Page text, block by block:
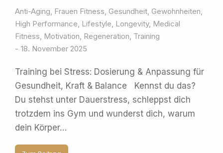
Anti-Aging, Frauen Fitness, Gesundheit, Gewohnheiten,
High Performance, Lifestyle, Longevity, Medical
Fitness, Motivation, Regeneration, Training
18. November 2025
Training bei Stress: Dosierung & Anpassung für
Gesundheit, Kraft & Balance Kennst du das?
Du stehst unter Dauerstress, schleppst dich
trotzdem ins Gym und wunderst dich, warum
dein Körper…